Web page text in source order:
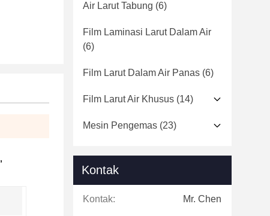
,
Air Larut Tabung (6)
Film Laminasi Larut Dalam Air
(6)
Film Larut Dalam Air Panas (6)
Film Larut Air Khusus (14)
Mesin Pengemas (23)
Kontak
Kontak: Mr. Chen